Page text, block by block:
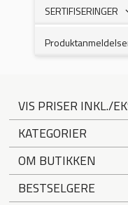
SERTIFISERINGER
VIS PRISER INKL./
KATEGORIER
OM BUTIKKEN
BESTSELGERE